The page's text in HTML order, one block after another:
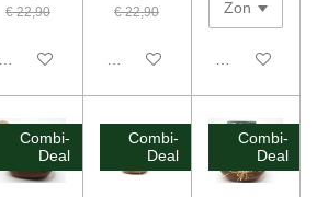
€ 22,90
In winkelwagen
€ 22,90
In winkelwagen In winkelwagen
Combi-
Deal
Combi-
Deal
Combi-
Deal